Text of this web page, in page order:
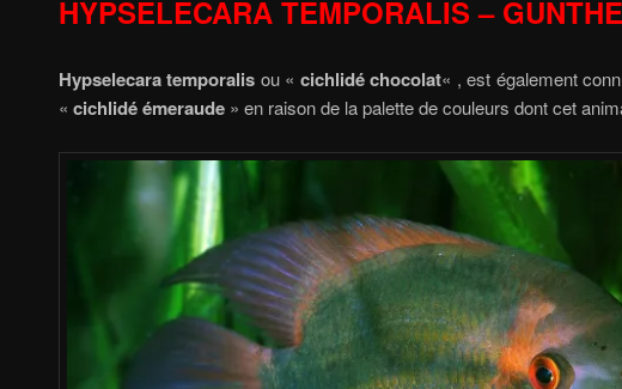
HYPSELECARA TEMPORALIS –
Hypselecara temporalis ou « cichlidé chocolat« , est également
« cichlidé émeraude» en raison de la palette de couleurs dont cet